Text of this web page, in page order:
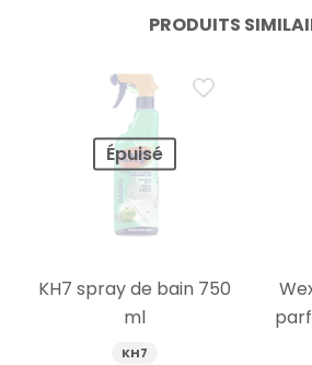
PRODUITS
Épuisé
KH7 spray de bain 750
ml
KH7